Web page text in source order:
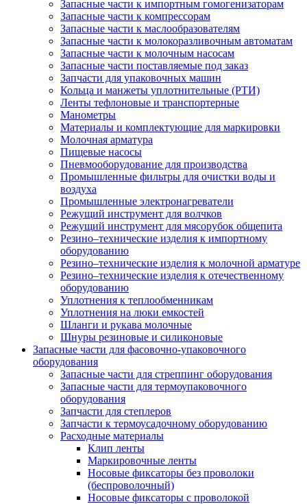
Запасные части к импортным гомогенизаторам
Запасные части к компрессорам
Запасные части к маслообразователям
Запасные части к молокоразливочным автоматам
Запасные части к молочным насосам
Запасные части поставляемые под заказ
Запчасти для упаковочных машин
Кольца и манжеты уплотнительные (РТИ)
Ленты тефлоновые и транспортерные
Манометры
Материалы и комплектующие для маркировки
Молочная арматура
Пищевые насосы
Пневмооборудование для производства
Промышленные фильтры для очистки воды и
воздуха
Промышленные электронагреватели
Режущий инструмент для волчков
Режущий инструмент для мясорубок общепита
Резино–технические изделия к импортному
оборудованию
Резино–технические изделия к молочной арматуре
Резино–технические изделия к отечественному
оборудованию
Уплотнения к теплообменникам
Уплотнения на люки емкостей
Шланги и рукава молочные
Шнуры резиновые и силиконовые
Запасные части для фасовочно-упаковочного
оборудования
Запасные части для стреппинг оборудования
Запасные части для термоупаковочного
оборудования
Запчасти для степлеров
Запчасти к термоусадочному оборудованию
Расходные материалы
Клип ленты
Маркировочные ленты
Носовые фиксаторы без проволоки
(беспроволочный)
Носовые фиксаторы с проволокой